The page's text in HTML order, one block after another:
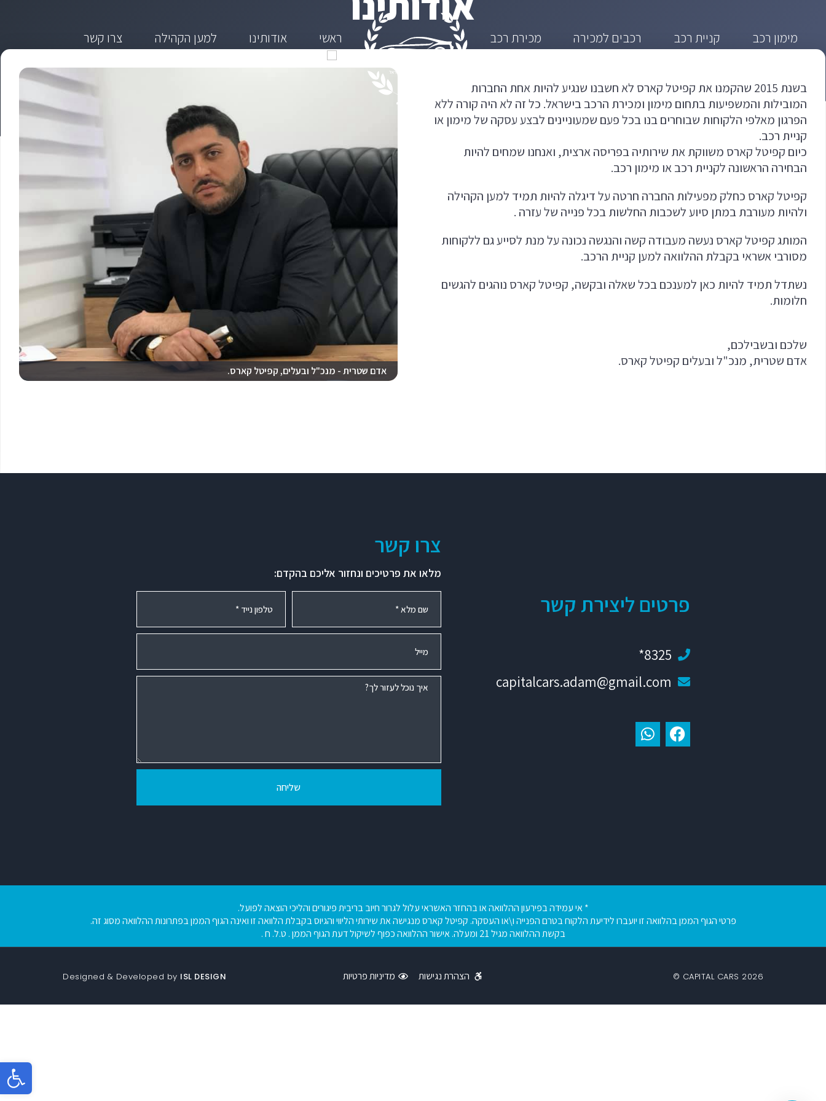
פתח
מימון רכב קניית רכב רכבים למכירה מכירת רכב ראשי אודותינו למען הקהילה צרו קשר
בשנת 2015 שהקמנו את קפיטל קארס לא חשבנו שנגיע להיות אחת החברות
המובילות והמשפיעות בתחום מימון ומכירת הרכב בישראל. כל זה לא היה קורה ללא
הפרגון מאלפי הלקוחות שבוחרים בנו בכל פעם שמעוניינים לבצע עסקה של מימון או
קניית רכב.
כיום קפיטל קארס משווקת את שירותיה בפריסה ארצית, ואנחנו שמחים להיות
הבחירה הראשונה לקניית רכב או מימון רכב.
קפיטל קארס כחלק מפעילות החברה חרטה על דיגלה להיות תמיד למען הקהילה
ולהיות מעורבת במתן סיוע לשכבות החלשות בכל פנייה של עזרה .
המותג קפיטל קארס נעשה מעבודה קשה והנגשה נכונה על מנת לסייע גם ללקוחות
מסורבי אשראי בקבלת ההלוואה למען קניית הרכב.
נשתדל תמיד להיות כאן למענכם בכל שאלה ובקשה, קפיטל קארס נוהגים להגשים
חלומות.
שלכם ובשבילכם,
אדם שטרית, מנכ"ל ובעלים קפיטל קארס.
אדם שטרית - מנכ"ל ובעלים, קפיטל קארס.
פרטים ליצירת קשר
8325*
capitalcars.adam@gmail.com
צרו קשר
מלאו את פרטיכים ונחזור אליכם בהקדם:
שליחה
* אי עמידה בפירעון ההלוואה או בהחזר האשראי עלול לגרור חיוב בריבית פיגורים והליכי הוצאה לפועל.
פרטי הגוף הממן בהלוואה זו יועברו לידיעת הלקוח בטרם הפנייה ו\או העסקה. קפיטל קארס מנגישה את שירותי הליווי והגיוס בקבלת הלוואה זו ואינה הגוף הממן בפתרונות ההלוואה מסוג זה.
בקשת ההלוואה מגיל 21 ומעלה. אישור ההלוואה כפוף לשיקול דעת הגוף הממן . ט.ל. ח .
2026 CAPITAL CARS © הצהרת נגישות מדיניות פרטיות Designed & Developed by ISL DESIGN